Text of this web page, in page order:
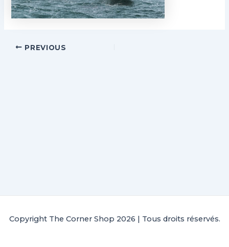
PREVIOUS
Copyright The Corner Shop 2026 | Tous droits réservés.